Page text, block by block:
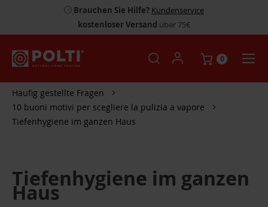
Brauchen Sie Hilfe? Kundenservice
kostenloser Versand über 75€
0
Häufig gestellte Fragen
10 buoni motivi per scegliere la pulizia a vapore
Tiefenhygiene im ganzen Haus
Tiefenhygiene im ganzen
Haus